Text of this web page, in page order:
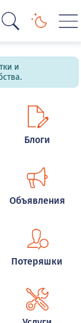
и
Блоги
Объявления
Потеряшки